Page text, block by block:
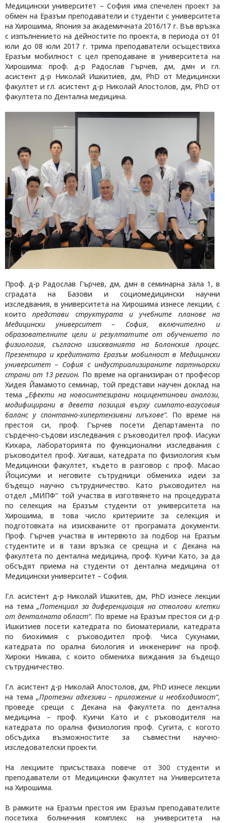
Медицински университет – София има спечелен проект за
обмен на Еразъм преподаватели и студенти с университета
на Хирошима, Япония за академичната 2016/17 г. Във връзка
с изпълнението на дейностите по проекта, в периода от 01
юли до 08 юли 2017 г. трима преподаватели осъществиха
Еразъм мобилност с цел преподаване в университета на
Хирошима: проф. д-р Радослав Гърчев, дм, дмн и гл.
асистент д-р Николай Ишкитиев, дм, PhD от Медицински
факултет и гл. асистент д-р Николай Апостолов, дм, PhD от
факултета по Дентална медицина.
Проф. д-р Радослав Гърчев, дм, дмн в семинарна зала 1, в
сградата на Базови и социомедицински научни
изследвания, в университета на Хирошима изнесе лекции, с
коитопредстави структурата и учебните планове на
Медицински университет – София, включително и
образователните цели и резултатите от обучението по
физиология, съгласно изискванията на Болонския процес.
Презентира и кредитната Еразъм мобилност в Медицински
университет – София с индустриализираните партньорски
страни от 13 регион. По време на организиран от професор
Хидея Йамамото семинар, той представи научен доклад на
тема„Ефекти на новосинтезирани ноцицентинови аналози,
модифицирани в девета позиция върху симпато-вагусовия
баланс у спонтанно-хипертензивни плъхове“. По време на
престоя си, проф. Гърчев посети Департамента по
сърдечно-съдови изследвания с ръководител проф. Иасуки
Кихара, лабораторията по функционални изследвания с
ръководител проф. Хигаши, катедрата по физиология към
Медицински факултет, където в разговор с проф. Масао
Йоцисуми и неговите сътрудници обмениха идеи за
бъдещо научно сътрудничество. Като ръководител на
отдел „МИПФ“ той участва в изготвянето на процедурата
по селекция на Еразъм студенти от университета на
Хирошима, в това число критериите за селекция и
подготовката на изискваните от програмата документи.
Проф. Гърчев участва в интервюто за подбор на Еразъм
студентите и в тази връзка се срещна и с Декана на
факултета по дентална медицина, проф. Куичи Като, за да
обсъдят приема на студенти от дентална медицина от
Медицински университет – София.
Гл. асистент д-р Николай Ишкитев, дм, PhD изнесе лекции
на тема„Потенциал за диференциация на стволови клетки
от денталната област“. По време на Еразъм престоя си д-р
Ишкитиев посети катедрата по биоматериали, катедрата
по биохимия с ръководител проф. Чиса Сукунами,
катедрата по орална биология и инженеринг на проф.
Хироки Никава, с които обмениха виждания за бъдещо
сътрудничество.
Гл. асистент д-р Николай Апостолов, дм, PhD изнесе лекции
на тема „Протезни адхезиви – приложение и необходимост“,
проведе срещи с Декана на факултета по дентална
медицина – проф. Куичи Като и с ръководителя на
катедрата по орална физиология проф. Сугита, с когото
обсъдиха възможностите за съвместни научно-
изследователски проекти.
На лекциите присъстваха повече от 300 студенти и
преподаватели от Медицински факултет на Университета
на Хирошима.
В рамките на Еразъм престоя им Еразъм преподавателите
посетиха болничния комплекс на университета на